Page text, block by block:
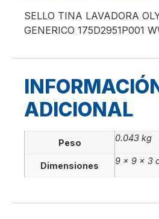
SELLO TINA LAVADORA
GENERICO 175D2951P001
ADICIONAL
Peso 0.043 kg
Dimensiones 9 × 9 × 3